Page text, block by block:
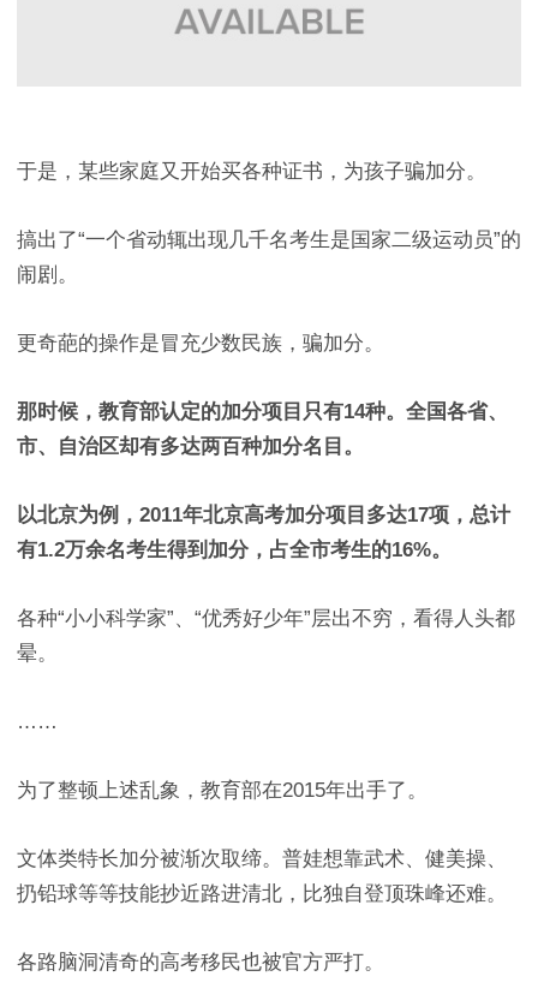
于是，某些家庭又开始买各种证书，为孩子骗加分。
搞出了“一个省动辄出现几千名考生是国家二级运动员”的
闹剧。
更奇葩的操作是冒充少数民族，骗加分。
那时候，教育部认定的加分项目只有14种。全国各省、
市、自治区却有多达两百种加分名目。
以北京为例，2011年北京高考加分项目多达17项，总计
有1.2万余名考生得到加分，占全市考生的16%。
各种“小小科学家”、“优秀好少年”层出不穷，看得人头都
晕。
……
为了整顿上述乱象，教育部在2015年出手了。
文体类特长加分被渐次取缔。普娃想靠武术、健美操、
扔铅球等等技能抄近路进清北，比独自登顶珠峰还难。
各路脑洞清奇的高考移民也被官方严打。